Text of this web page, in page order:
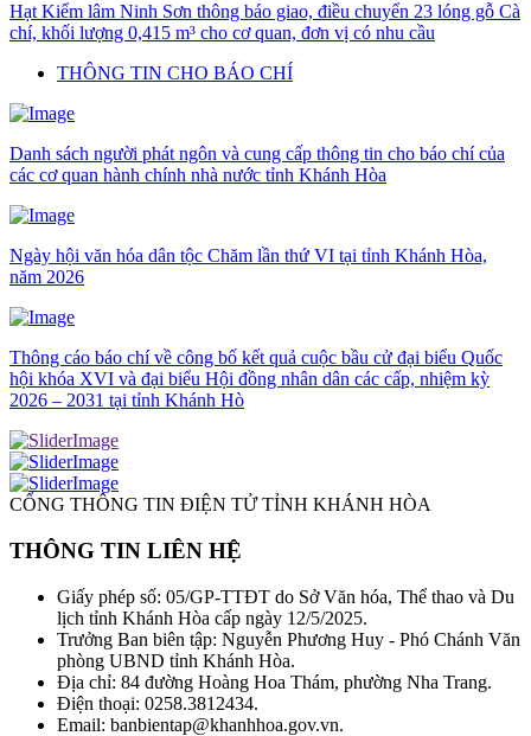
Hạt Kiểm lâm Ninh Sơn thông báo giao, điều chuyển 23 lóng gỗ Cà
chí, khối lượng 0,415 m³ cho cơ quan, đơn vị có nhu cầu
THÔNG TIN CHO BÁO CHÍ
Danh sách người phát ngôn và cung cấp thông tin cho báo chí của
các cơ quan hành chính nhà nước tỉnh Khánh Hòa
Ngày hội văn hóa dân tộc Chăm lần thứ VI tại tỉnh Khánh Hòa,
năm 2026
Thông cáo báo chí về công bố kết quả cuộc bầu cử đại biểu Quốc
hội khóa XVI và đại biểu Hội đồng nhân dân các cấp, nhiệm kỳ
2026 – 2031 tại tỉnh Khánh Hò
CỔNG THÔNG TIN ĐIỆN TỬ TỈNH KHÁNH HÒA
THÔNG TIN LIÊN HỆ
Giấy phép số: 05/GP-TTĐT do Sở Văn hóa, Thể thao và Du
lịch tỉnh Khánh Hòa cấp ngày 12/5/2025.
Trưởng Ban biên tập: Nguyễn Phương Huy - Phó Chánh Văn
phòng UBND tỉnh Khánh Hòa.
Địa chỉ: 84 đường Hoàng Hoa Thám, phường Nha Trang.
Điện thoại: 0258.3812434.
Email: banbientap@khanhhoa.gov.vn.